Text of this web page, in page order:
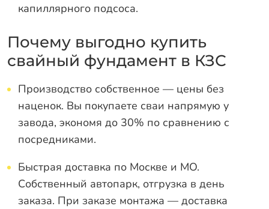
капиллярного подсоса.
Почему выгодно купить
свайный фундамент в КЗС
Производство собственное — цены без
наценок. Вы покупаете сваи напрямую у
завода, экономя до 30% по сравнению с
посредниками.
Быстрая доставка по Москве и МО.
Собственный автопарк, отгрузка в день
заказа. При заказе монтажа — доставка